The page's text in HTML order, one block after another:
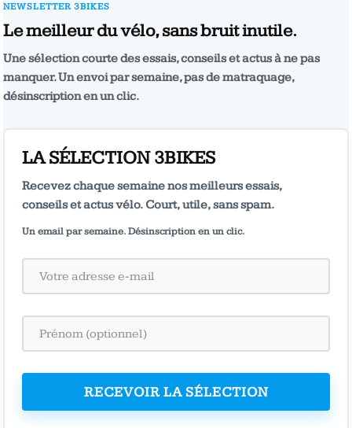
NEWSLETTER 3BIKES
Le meilleur du vélo, sans bruit inutile.
Une sélection courte des essais, conseils et actus à ne pas
manquer. Un envoi par semaine, pas de matraquage,
désinscription en un clic.
LA SÉLECTION 3BIKES
Recevez chaque semaine nos meilleurs essais,
conseils et actus vélo. Court, utile, sans spam.
Un email par semaine. Désinscription en un clic.
RECEVOIR LA SÉLECTION